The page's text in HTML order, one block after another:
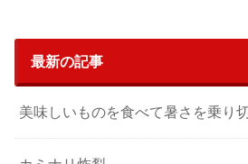
最新の記事
美味しいものを食べて暑さを乗り